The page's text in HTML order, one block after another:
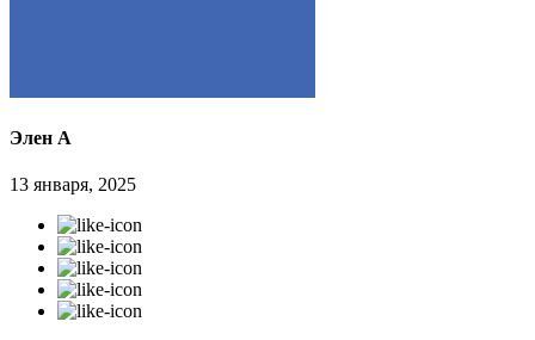
Элен А
13 января, 2025